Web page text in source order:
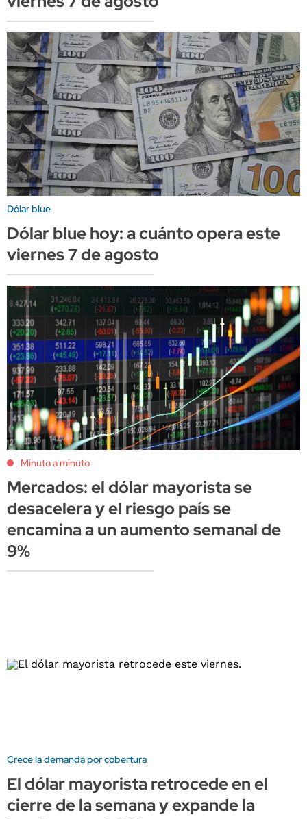
Dólar blue
Dólar blue hoy: a cuánto opera este
viernes 7 de agosto
Minuto a minuto
Mercados: el dólar mayorista se
desacelera y el riesgo país se
encamina a un aumento semanal de
9%
Crece la demanda por cobertura
El dólar mayorista retrocede en el
cierre de la semana y expande la